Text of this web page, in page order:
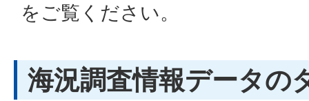
をご覧ください。
海況調査情報データの